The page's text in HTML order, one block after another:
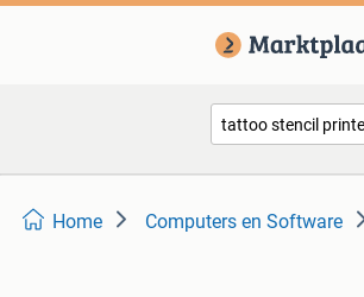
Home Computers en Software